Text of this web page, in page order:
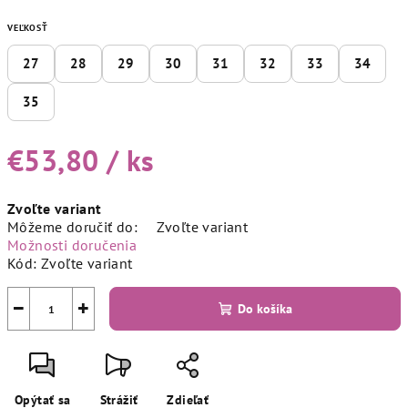
VEĽKOSŤ
27 28 29 30 31 32 33 34
35
€53,80 / ks
cena:
Zvoľte variant
Môžeme doručiť do:
Zvoľte variant
Možnosti doručenia
Kód: Zvoľte variant
+
− Do košíka
Opýtať sa Strážiť Zdieľať